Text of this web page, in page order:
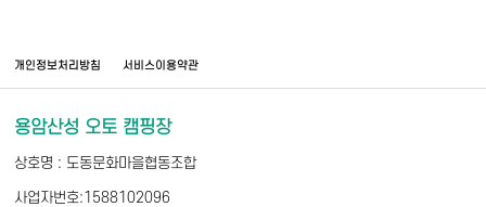
개인정보처리방침 서비스이용약관
용암산성 오토 캠핑장
상호명 : 도동문화마을협동조합
사업자번호:1588102096